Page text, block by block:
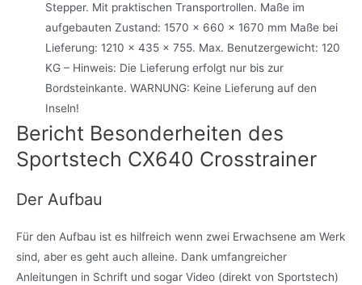
Stepper. Mit praktischen Transportrollen. Maße im
aufgebauten Zustand: 1570 x 660 x 1670 mm Maße bei
Lieferung: 1210 x 435 x 755. Max. Benutzergewicht: 120
KG – Hinweis: Die Lieferung erfolgt nur bis zur
Bordsteinkante. WARNUNG: Keine Lieferung auf den
Inseln!
Bericht Besonderheiten des
Sportstech CX640 Crosstrainer
Der Aufbau
Für den Aufbau ist es hilfreich wenn zwei Erwachsene am Werk
sind, aber es geht auch alleine. Dank umfangreicher
Anleitungen in Schrift und sogar Video (direkt von Sportstech)